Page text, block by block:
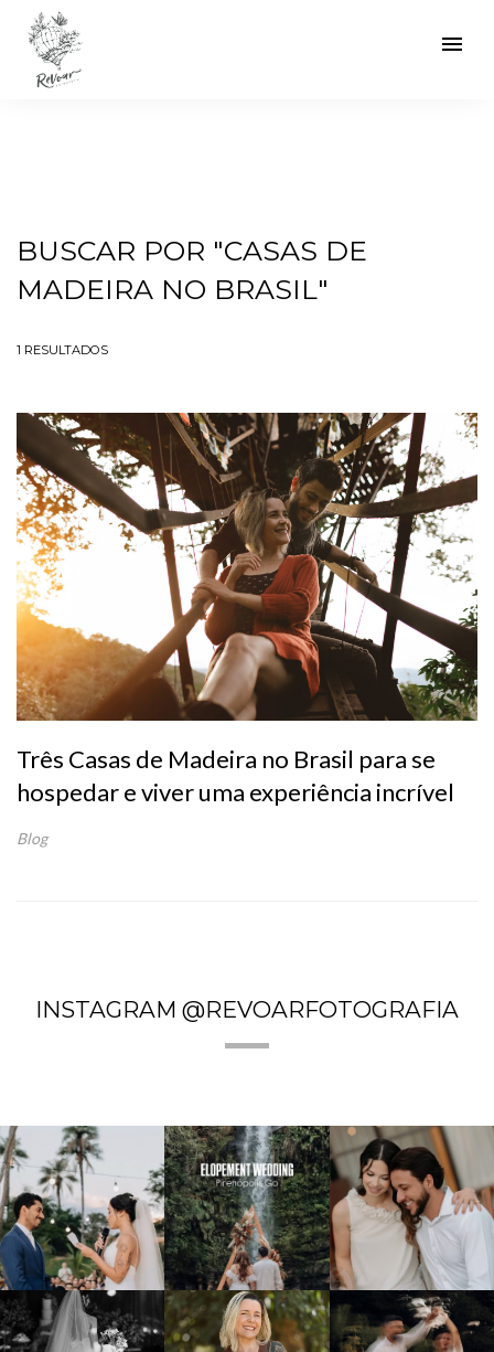
menu
BUSCAR POR "CASAS DE
MADEIRA NO BRASIL"
1 RESULTADOS
Três Casas de Madeira no Brasil para se
hospedar e viver uma experiência incrível
Blog
INSTAGRAM @REVOARFOTOGRAFIA